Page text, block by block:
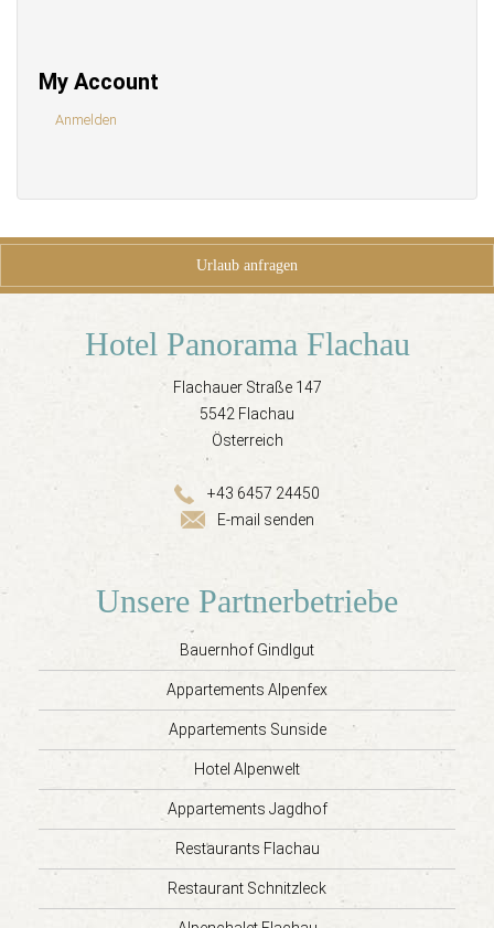
My Account
Anmelden
Urlaub anfragen
Hotel Panorama Flachau
Flachauer Straße 147
5542 Flachau
Österreich
+43 6457 24450
E-mail senden
Unsere Partnerbetriebe
Bauernhof Gindlgut
Appartements Alpenfex
Appartements Sunside
Hotel Alpenwelt
Appartements Jagdhof
Restaurants Flachau
Restaurant Schnitzleck